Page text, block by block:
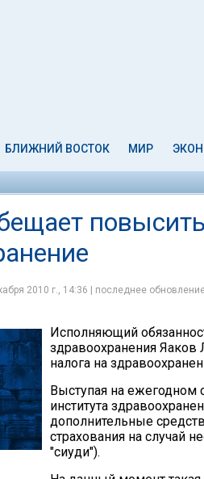
БЛИЖНИЙ ВОСТОК МИР
2010 г., 14:36 | последнее
Исполняющий
здравоохранения
налога на
Выступая на ежегодном
института
дополнительные
страхования на случай
"сиуди").